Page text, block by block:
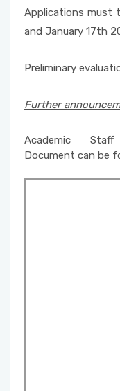
Applications must
and January 17th
Preliminary
Further
Academic Staff
Document can be
Kalite Yönetim Takvimi